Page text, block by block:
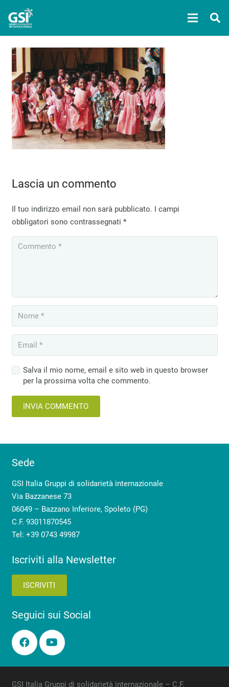
Lascia un commento
Il tuo indirizzo email non sarà pubblicato. I campi
obbligatori sono contrassegnati *
Salva il mio nome, email e sito web in questo browser
per la prossima volta che commento.
INVIA COMMENTO
Sede
GSI Italia Gruppi di solidarietà internazionale
Via Bazzanese 73
06049 – Bazzano Inferiore, Spoleto (PG)
C.F. 93011870545
Tel: +39 0743 49987
Iscriviti alla Newsletter
ISCRIVITI
Seguici sui Social
GSI Italia Gruppi di solidarietà internazionale – C.F.